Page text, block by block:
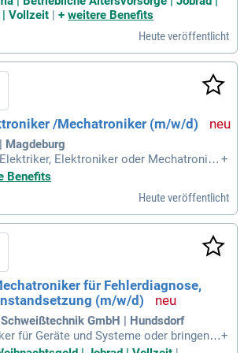
Drei Jahre Berufserfahrung in den gen
Erfahrung im Bereich Auftrags- un
| Vollzeit | + weitere Benefits
Heute veröffentlicht
/Mechatroniker (m/w/d)
Magdeburg
Elektroniker oder Mechatronike
Stundenlohn von 23,14 € brutto in Vollz
von Bauteilen, Installationsarbeite
sowie die Fehlersuche. Du bringst ein
und technisches Verständni
erfordert handwerkliches Geschick und
Schichtarbeit. Du profitierst von 30 Tage
Urlaubs- und Weihnachtsgeld. Start
uns und genieße eine ausgewogene Wor
+
Benefits
Heute veröffentlicht
für Fehlerdiagnose,
(m/w/d)
GmbH | Hundsdorf
für Geräte und Systeme oder bringen e+